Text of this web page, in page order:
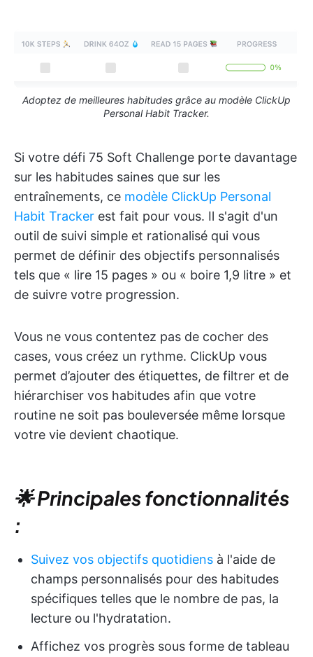
Adoptez de meilleures habitudes grâce au modèle ClickUp
Personal Habit Tracker.
Si votre défi 75 Soft Challenge porte davantage
sur les habitudes saines que sur les
entraînements, ce modèle ClickUp Personal
Habit Tracker est fait pour vous. Il s'agit d'un
outil de suivi simple et rationalisé qui vous
permet de définir des objectifs personnalisés
tels que « lire 15 pages » ou « boire 1,9 litre » et
de suivre votre progression.
Vous ne vous contentez pas de cocher des
cases, vous créez un rythme. ClickUp vous
permet d’ajouter des étiquettes, de filtrer et de
hiérarchiser vos habitudes afin que votre
routine ne soit pas bouleversée même lorsque
votre vie devient chaotique.
🌟 Principales fonctionnalités
:
Suivez vos objectifs quotidiens à l'aide de
champs personnalisés pour des habitudes
spécifiques telles que le nombre de pas, la
lecture ou l'hydratation.
Affichez vos progrès sous forme de tableau